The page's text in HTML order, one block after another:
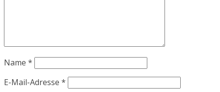
Name *
E-Mail-Adresse *